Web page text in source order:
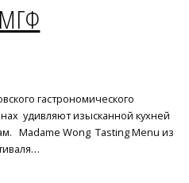
МГФ
гастрономического
удивляют изысканной кухней
Madame Wong Tasting Menu из